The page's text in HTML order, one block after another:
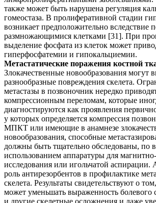
также может быть нарушена регуляция
гомеостаза. В пролиферативной стадии
возникает предположительно вследствие
размножающимися клетками [31]. При
выделение фосфата из клеток может
гиперфосфатемии и гипокальциемии.
Метастатические поражения костной
Злокачественные новообразования могут
разнообразные повреждения скелета.
метастазы в позвоночник нередко
компрессионным переломам, которые
диагностируются как проявления
у которых определяется компрессия
МПКТ или имеющие в анамнезе
новообразования, способные
должны быть тщательно обследованы, по
использованием аппаратуры для
исследования или игольчатой аспирации.
роль антирезорбентов в профилактике
скелета. Результаты свидетельствуют о
может уменьшать выраженность болевого
и другие скелетные осложнения и даже